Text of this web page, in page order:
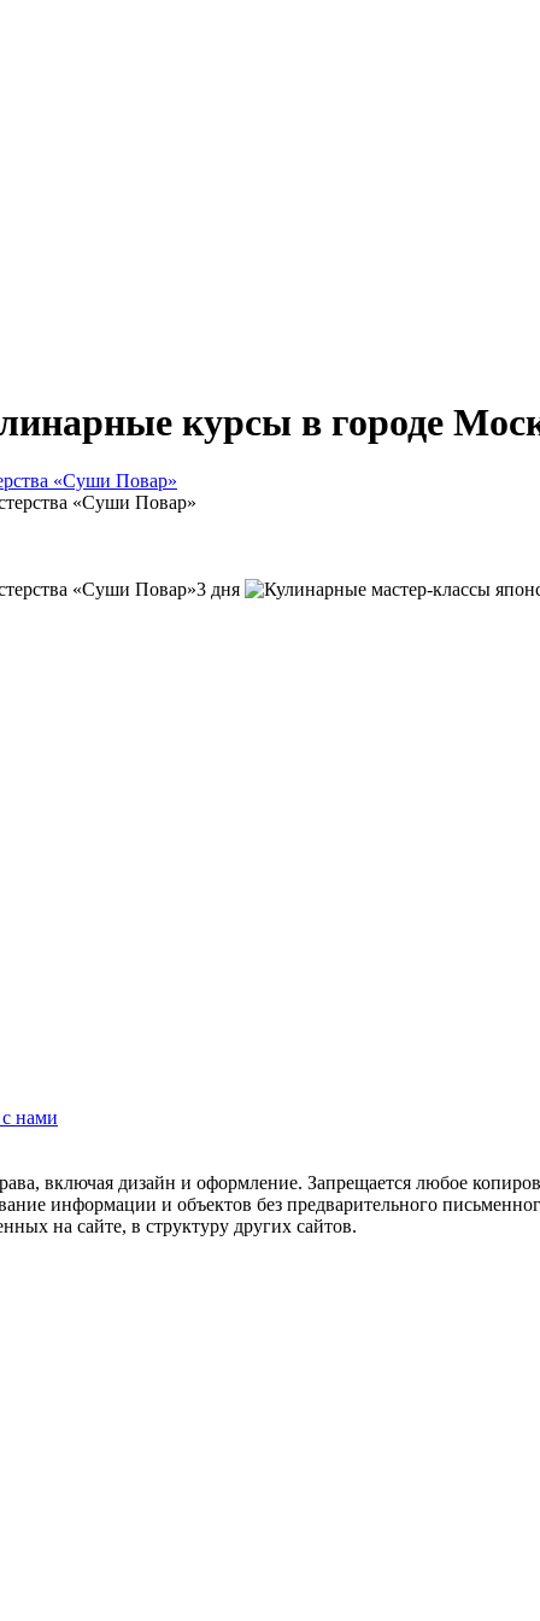
курсы в городе
«Суши Повар»
3 дня
с нами
включая дизайн и оформление. Запрещается любое
информации и объектов без предварительного
на сайте, в структуру других сайтов.